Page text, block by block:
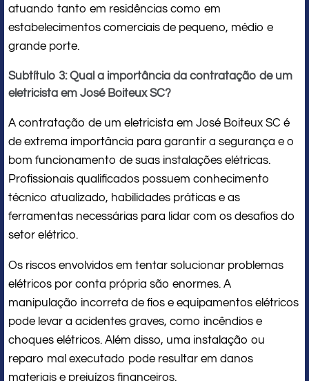
atuando tanto em residências como em
estabelecimentos comerciais de pequeno, médio e
grande porte.
Subtítulo 3: Qual a importância da contratação de um
eletricista em José Boiteux SC?
A contratação de um eletricista em José Boiteux SC é
de extrema importância para garantir a segurança e o
bom funcionamento de suas instalações elétricas.
Profissionais qualificados possuem conhecimento
técnico atualizado, habilidades práticas e as
ferramentas necessárias para lidar com os desafios do
setor elétrico.
Os riscos envolvidos em tentar solucionar problemas
elétricos por conta própria são enormes. A
manipulação incorreta de fios e equipamentos elétricos
pode levar a acidentes graves, como incêndios e
choques elétricos. Além disso, uma instalação ou
reparo mal executado pode resultar em danos
materiais e prejuízos financeiros.